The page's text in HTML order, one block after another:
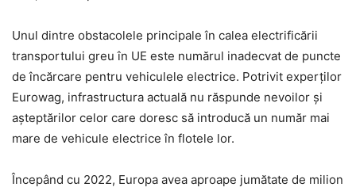
Unul dintre obstacolele principale în calea electrificării
transportului greu în UE este numărul inadecvat de puncte
de încărcare pentru vehiculele electrice. Potrivit experților
Eurowag, infrastructura actuală nu răspunde nevoilor și
așteptărilor celor care doresc să introducă un număr mai
mare de vehicule electrice în flotele lor.
Începând cu 2022, Europa avea aproape jumătate de milion